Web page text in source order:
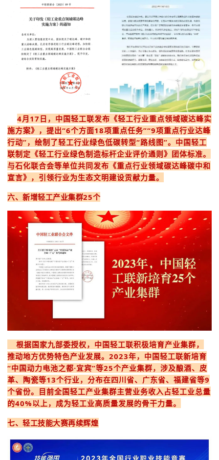
4月17日，中国轻工联发布《轻工行业重点领域碳达峰实
施方案》，提出“6个方面18项重点任务”“9项重点行业达峰
行动”，绘制了轻工行业绿色低碳转型“路线图”。中国轻工
联制定《轻工行业绿色制造标杆企业评价通则》团体标准。
与石化联合会等单位共同发布《重点行业领域碳达峰碳中和
宣言》，引领行业为生态文明建设贡献力量。
六、新增轻工产业集群25个
根据国家九部委授权，中国轻工联积极培育产业集群，
推动地方优势特色产业发展。2023年，中国轻工联新培育
“中国动力电池之都·宜宾”等25个产业集群，涉及酿酒、皮
革、陶瓷等13个行业，分布在四川省、广东省、福建省等9
个省份。目前全国轻工产业集群主营业务收入占轻工业总量
的40%以上，成为轻工业高质量发展的骨干力量。
七、轻工技能大赛再续辉煌